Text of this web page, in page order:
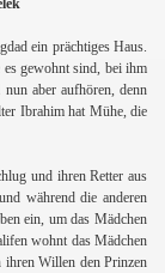
ein prächtiges Haus.
gewohnt sind, bei ihm
aber aufhören, denn
Ibrahim hat Mühe, die
und ihren Retter aus
während die anderen
ein, um das Mädchen
wohnt das Mädchen
ihren Willen den Prinzen